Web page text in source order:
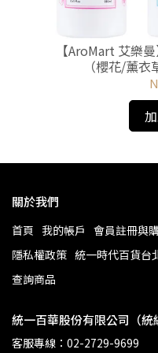
【AroMart 艾樂
（櫻花/薰
關於我們
首頁 我的帳戶 會員註冊與
隱私權政策 統一時代百貨台
查詢商品
統一百華股份有限公司（統
客服專線：02-2729-9699